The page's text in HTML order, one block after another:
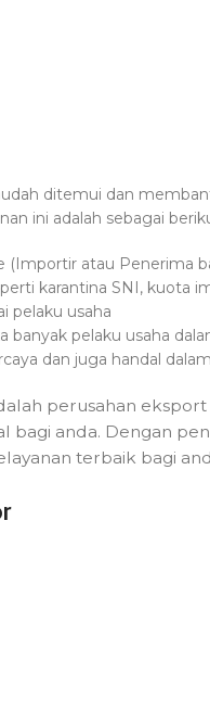
ditemui dan
ini adalah sebagai
(Importir atau Penerima
karantina SNI, kuota
pelaku usaha
banyak pelaku usaha
dan juga handal
perusahan
bagi anda. Dengan
terbaik bagi